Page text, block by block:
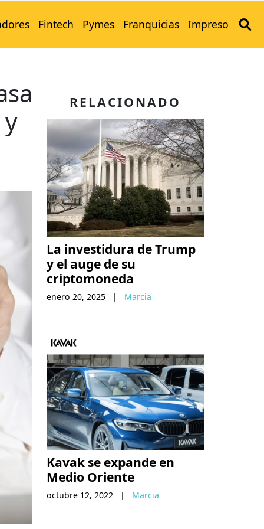
Fintech Pymes Franquicias Impreso
RELACIONADO
La investidura de Trump
y el auge de su
criptomoneda
enero 20, 2025 | Marcia
Kavak se expande en
Medio Oriente
octubre 12, 2022 | Marcia